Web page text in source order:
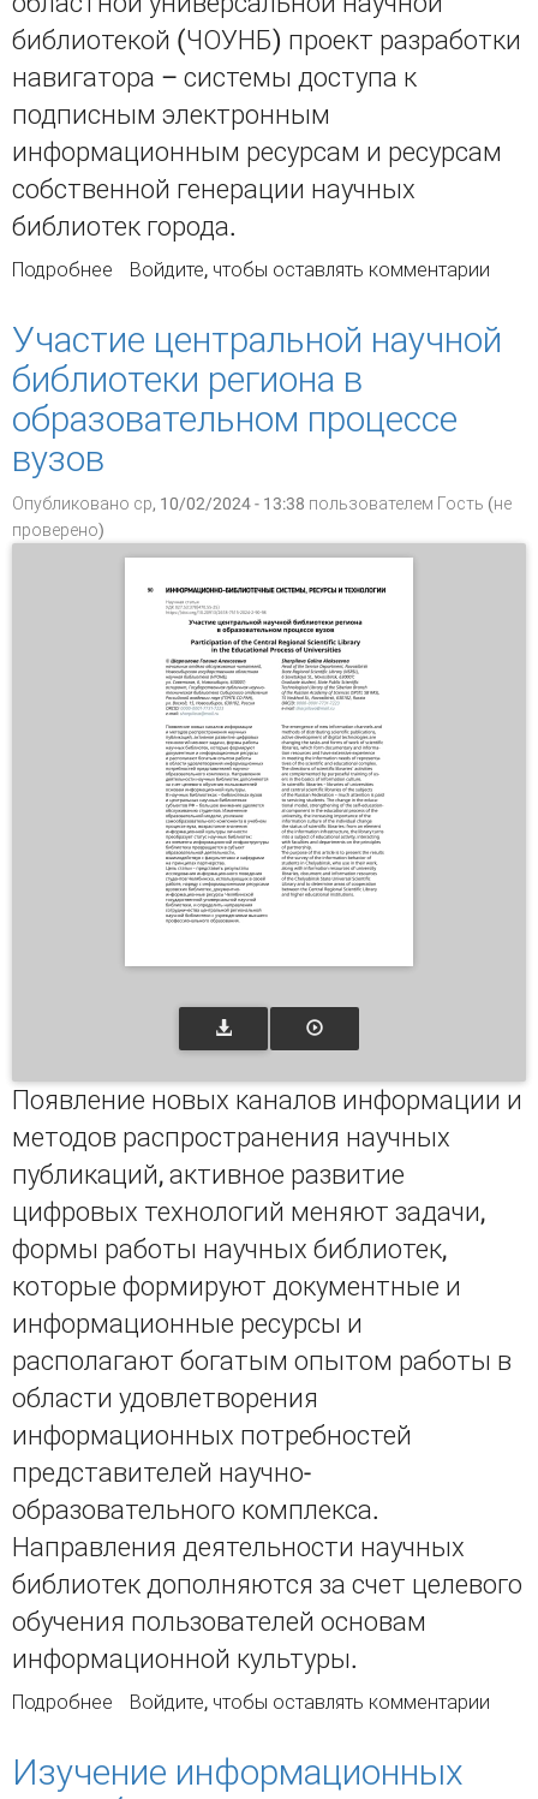
библиотекой (ЧОУНБ) проект разработки
навигатора – системы доступа к
подписным электронным
информационным ресурсам и ресурсам
собственной генерации научных
библиотек города.
Подробнее о Навигатор по электронным
Войдите, чтобы оставлять комментарии
Участие центральной научной
библиотеки региона в
образовательном процессе
вузов
Опубликовано ср, 10/02/2024 - 13:38 пользователем Гость (не
проверено)
Появление новых каналов информации и
методов распространения научных
публикаций, активное развитие
цифровых технологий меняют задачи,
формы работы научных библиотек,
которые формируют документные и
информационные ресурсы и
располагают богатым опытом работы в
области удовлетворения
информационных потребностей
представителей научно-
образовательного комплекса.
Направления деятельности научных
библиотек дополняются за счет целевого
обучения пользователей основам
информационной культуры.
Подробнее о Участие центральной научной библиотеки
Войдите, чтобы оставлять комментарии
Изучение информационных